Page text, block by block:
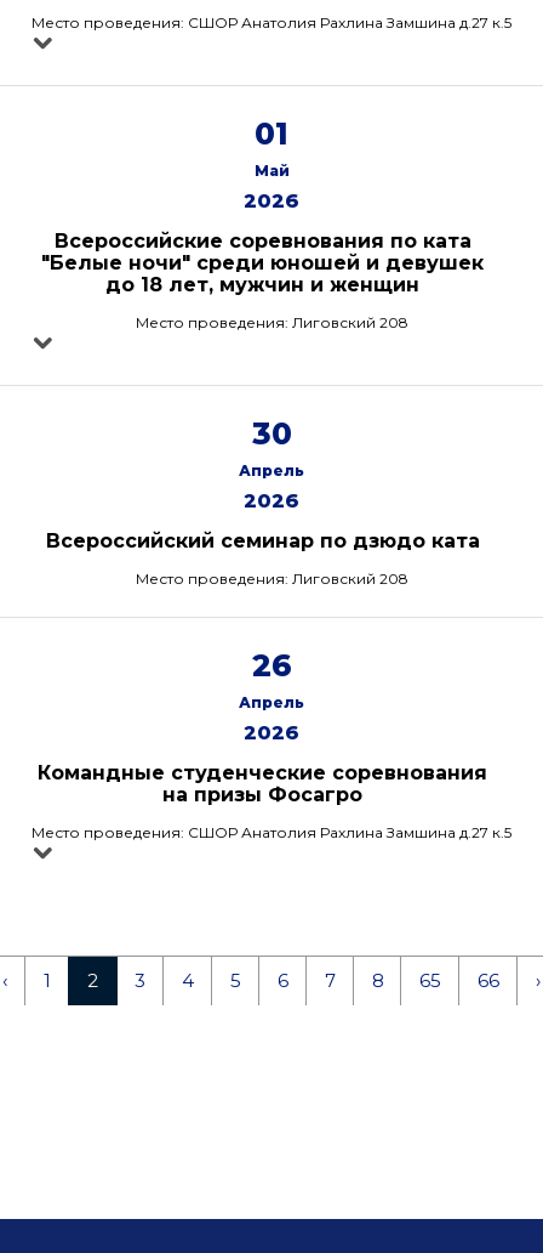
Место проведения: СШОР Анатолия Рахлина Замшина д.27 к.5
01
Май
2026
Всероссийские соревнования по ката
"Белые ночи" среди юношей и девушек
до 18 лет, мужчин и женщин
Место проведения: Лиговский 208
30
Апрель
2026
Всероссийский семинар по дзюдо ката
Место проведения: Лиговский 208
26
Апрель
2026
Командные студенческие соревнования
на призы Фосагро
Место проведения: СШОР Анатолия Рахлина Замшина д.27 к.5
‹ 1 2 3 4 5 6 7 8 65 66 ›